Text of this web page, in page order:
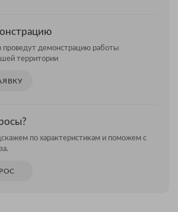
проведут демонстрацию работы
территории
по характеристикам и поможем с